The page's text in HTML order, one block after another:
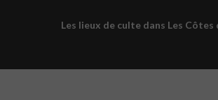
Les lieux de culte dans Les Côtes